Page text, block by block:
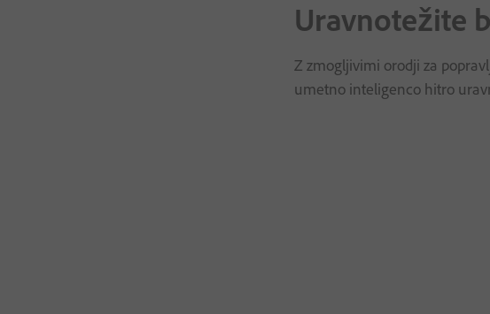
Uravnotežite
Z zmogljivimi orodji za
umetno inteligenco hitro